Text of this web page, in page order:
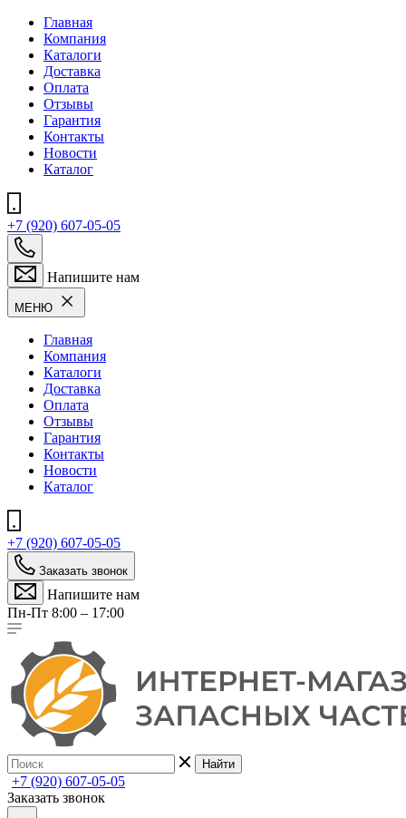
Главная
Компания
Каталоги
Доставка
Оплата
Отзывы
Гарантия
Контакты
Новости
Каталог
+7 (920) 607-05-05
Напишите нам
МЕНЮ
Главная
Компания
Каталоги
Доставка
Оплата
Отзывы
Гарантия
Контакты
Новости
Каталог
+7 (920) 607-05-05
Заказать звонок
Напишите нам
Пн-Пт 8:00 – 17:00
Найти
+7 (920) 607-05-05
Заказать звонок